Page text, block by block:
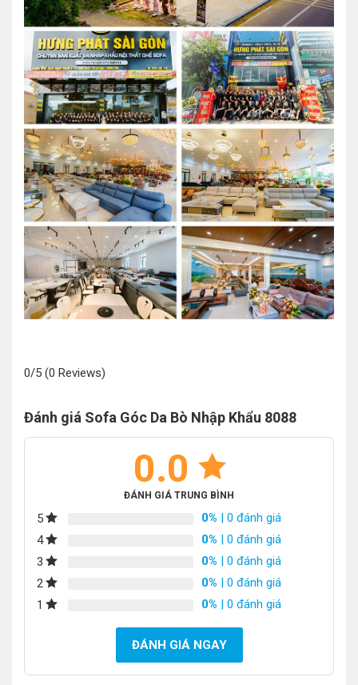
0/5 (0 Reviews)
Đánh giá Sofa Góc Da Bò Nhập Khẩu 8088
0.0
ĐÁNH GIÁ TRUNG BÌNH
5 0% | 0 đánh giá
4
0% | 0 đánh giá
3
0% | 0 đánh giá
2
0% | 0 đánh giá
1
0% | 0 đánh giá
ĐÁNH GIÁ NGAY